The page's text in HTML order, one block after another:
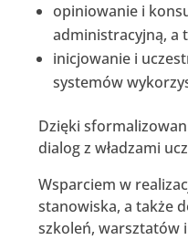
opiniowanie i
administracyjną, a
inicjowanie i
systemów
Dzięki
dialog z władzami
Wsparciem w
stanowiska, a także
szkoleń, warsztatów